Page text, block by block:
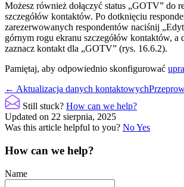
Możesz również dołączyć status „GOTV” do
szczegółów kontaktów. Po dotknięciu
zarezerwowanych respondentów naciśnij
górnym rogu ekranu szczegółów kontaktów, a
zaznacz kontakt dla „GOTV” (rys. 16.6.2).
Pamiętaj, aby odpowiednio skonfigurować
Doc
navigation
← Aktualizacja danych kontaktowych
Still stuck? How can we help?
Updated on 22 sierpnia, 2025
Was this article helpful to you? NoYes
How can we help?
Name